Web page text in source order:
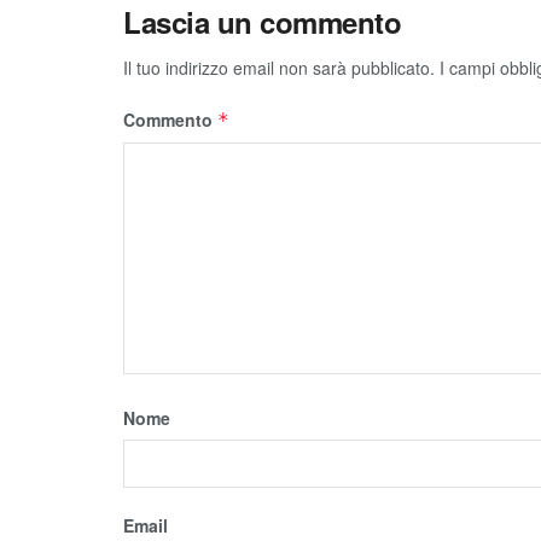
Lascia un commento
Il tuo indirizzo email non sarà pubblicato. I campi
Commento *
Nome
Email